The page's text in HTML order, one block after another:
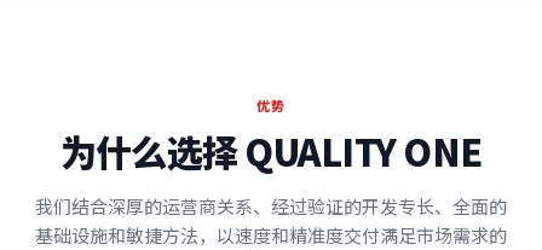
优势
为什么选择 QUALITY ONE
我们结合深厚的运营商关系、经过验证的开发专长、全面的
基础设施和敏捷方法，以速度和精准度交付满足市场需求的